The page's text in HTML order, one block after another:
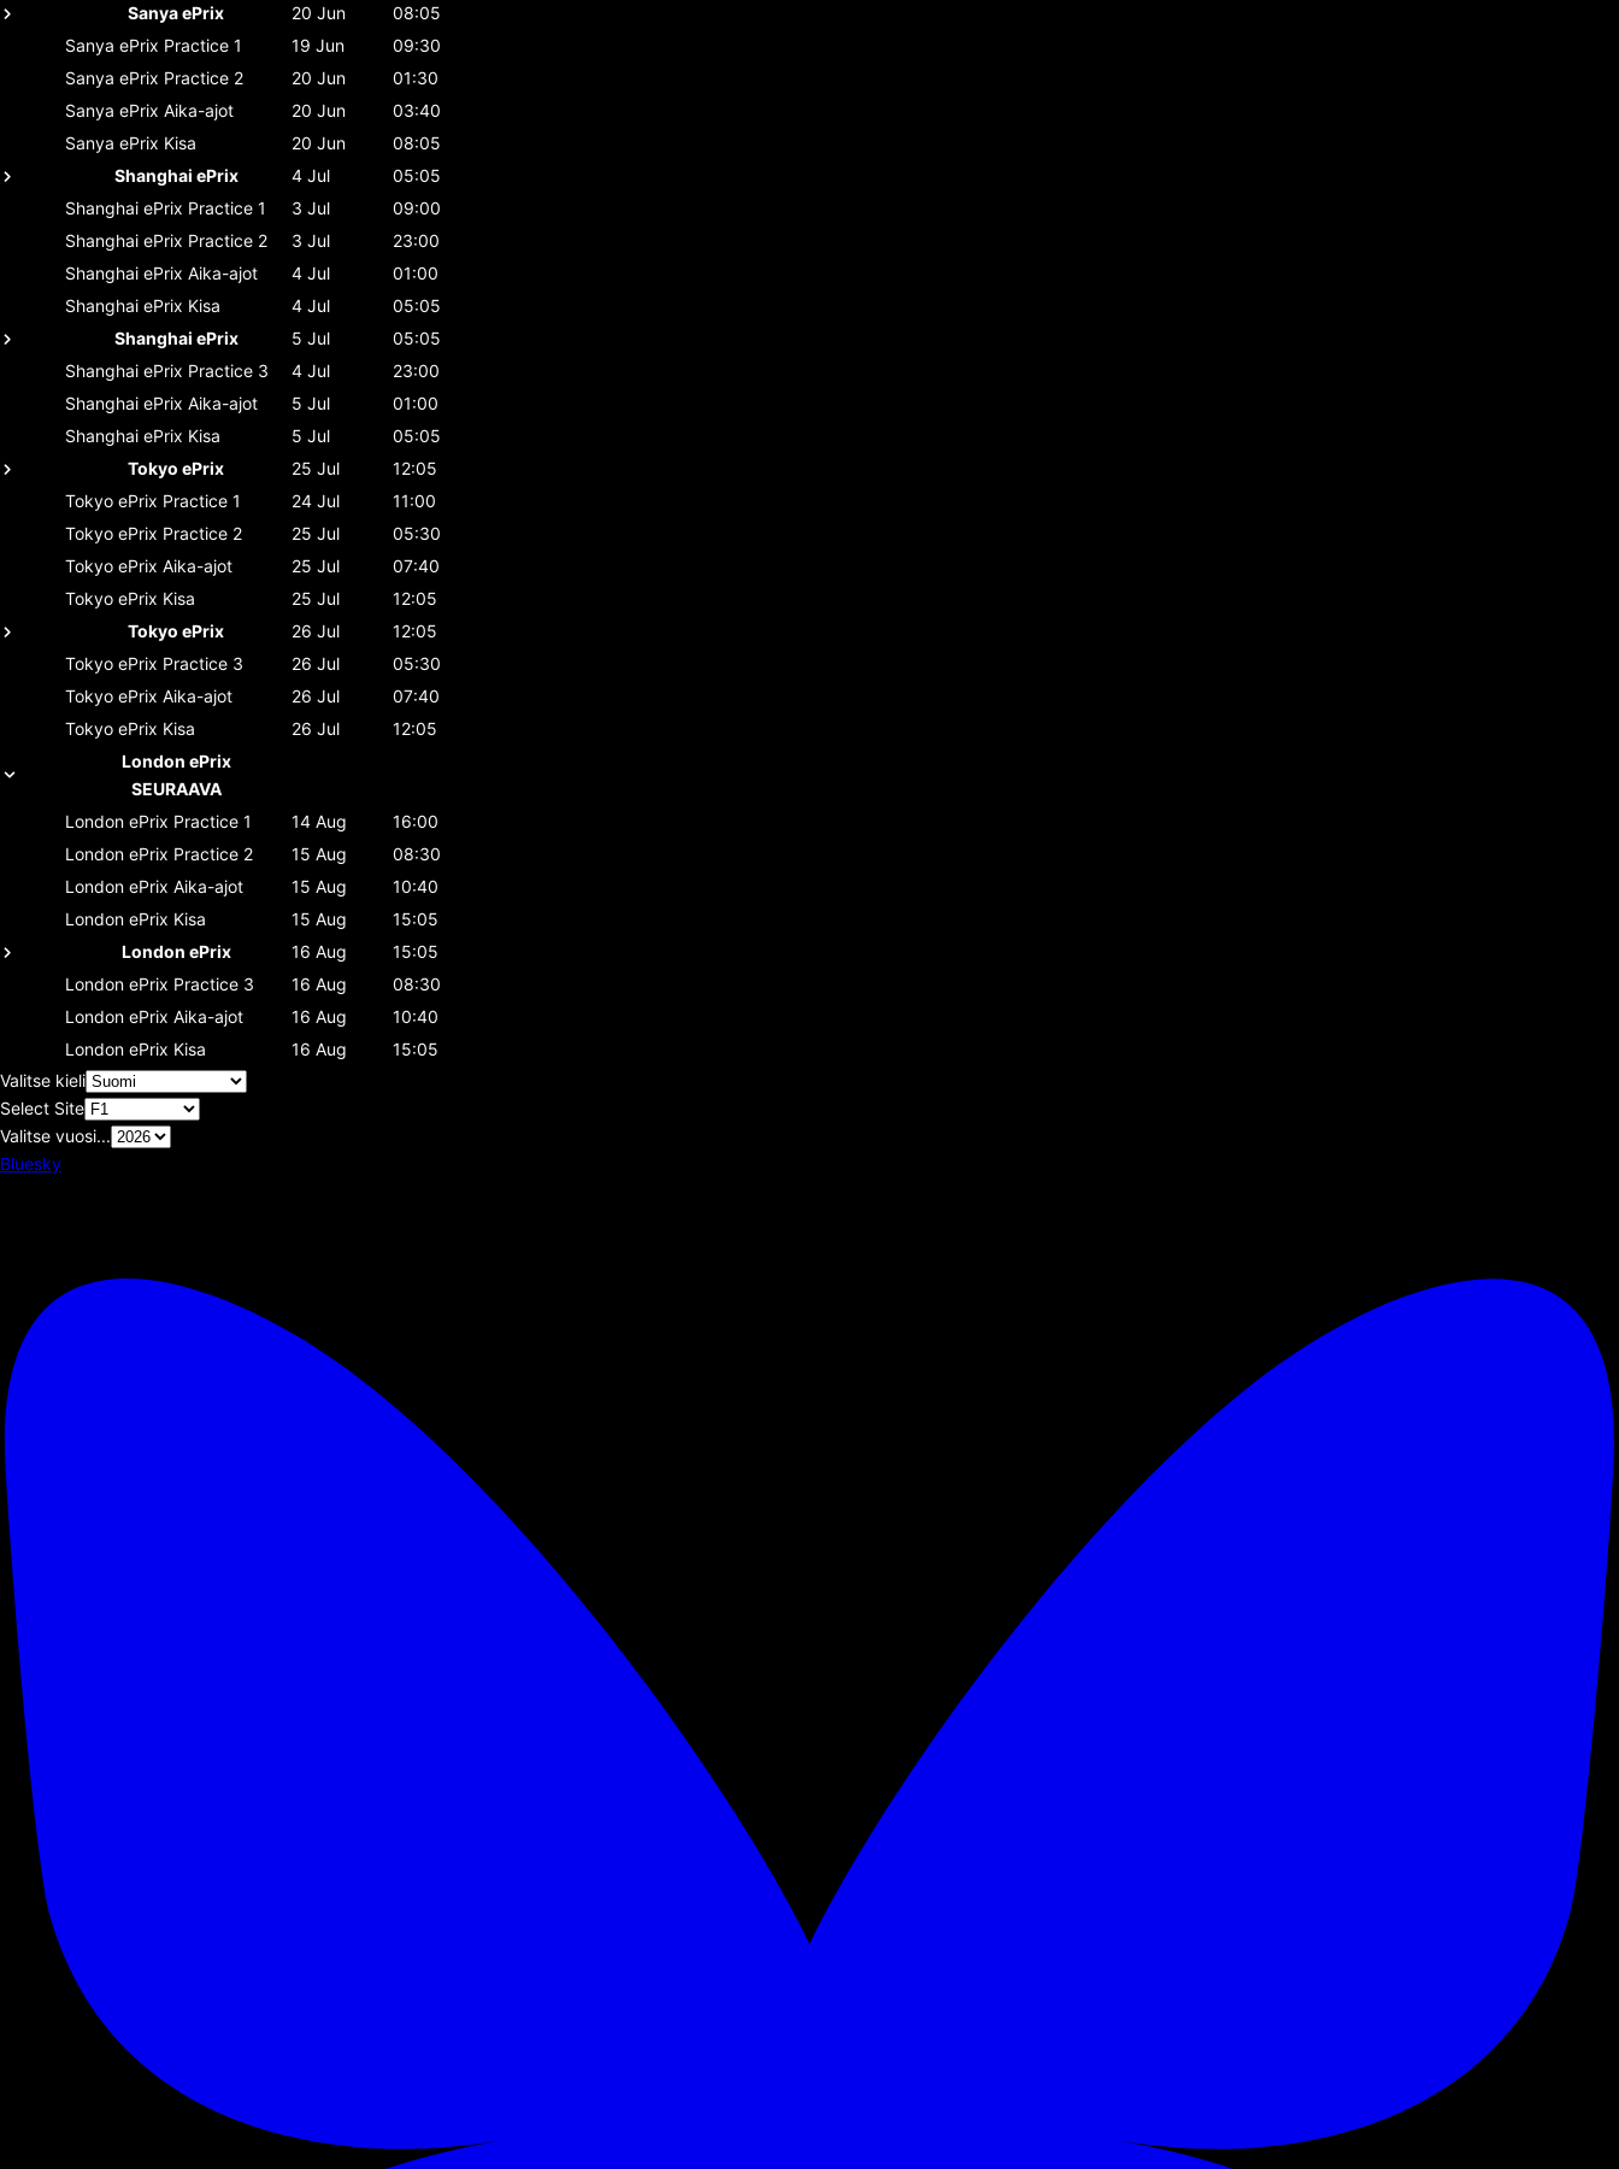
Sanya ePrix
20 Jun
08:05
Sanya ePrix Practice 1 19 Jun
09:30
Sanya ePrix Practice 2 20 Jun
01:30
Sanya ePrix Aika-ajot 20 Jun
03:40
Sanya ePrix Kisa 20 Jun
08:05
Shanghai ePrix
4 Jul
05:05
Shanghai ePrix Practice 1 3 Jul
09:00
Shanghai ePrix Practice 2 3 Jul
23:00
Shanghai ePrix Aika-ajot 4 Jul
01:00
Shanghai ePrix Kisa 4 Jul
05:05
Shanghai ePrix
5 Jul
05:05
Shanghai ePrix Practice 3 4 Jul
23:00
Shanghai ePrix Aika-ajot 5 Jul
01:00
Shanghai ePrix Kisa 5 Jul
05:05
Tokyo ePrix
25 Jul
12:05
Tokyo ePrix Practice 1 24 Jul
11:00
Tokyo ePrix Practice 2 25 Jul
05:30
Tokyo ePrix Aika-ajot 25 Jul
07:40
Tokyo ePrix Kisa 25 Jul
12:05
Tokyo ePrix
26 Jul
12:05
Tokyo ePrix Practice 3 26 Jul
05:30
Tokyo ePrix Aika-ajot 26 Jul
07:40
Tokyo ePrix Kisa 26 Jul
12:05
London ePrix
SEURAAVA
London ePrix Practice 1 14 Aug
16:00
London ePrix Practice 2 15 Aug
08:30
London ePrix Aika-ajot 15 Aug
10:40
London ePrix Kisa 15 Aug
15:05
London ePrix
16 Aug
15:05
London ePrix Practice 3 16 Aug
08:30
London ePrix Aika-ajot 16 Aug
10:40
London ePrix Kisa 16 Aug
15:05
Valitse kieli
Select Site
Valitse vuosi...
Bluesky